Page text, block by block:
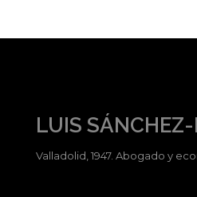
LUIS
Valladolid, 1947. Abogado y